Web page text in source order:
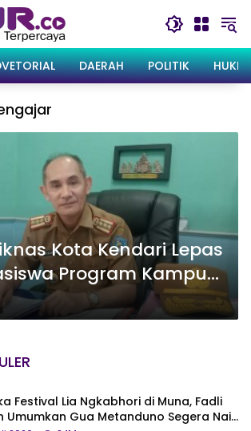
DAERAH POLITIK
Kota Kendari Lepas
Program Kampus
Merdeka Belajar
Festival Lia Ngkabhori di Muna, Fadli
Umumkan Gua Metanduno Segera Naik